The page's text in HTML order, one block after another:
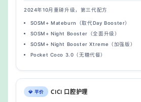
2024年10月重磅升级，第三代配方
SOSM+ Mateburn（取代Day Booster）
SOSM+ Night Booster（全面升级）
SOSM+ Night Booster Xtreme（加强版）
Pocket Coco 3.0（无糖代餐）
💎 平价 CICI 口腔护理